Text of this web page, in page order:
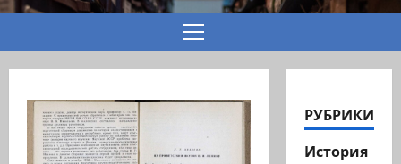
Основное
РУБРИКИ
История